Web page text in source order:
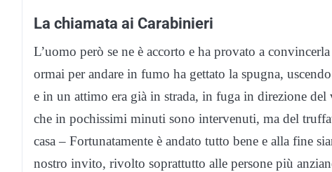
La chiamata ai Carabinieri
L’uomo però se ne è accorto e ha provato a
ormai per andare in fumo ha gettato la spugna,
e in un attimo era già in strada, in fuga in direzione
che in pochissimi minuti sono intervenuti, ma del
casa – Fortunatamente è andato tutto bene e alla fine
nostro invito, rivolto soprattutto alle persone più